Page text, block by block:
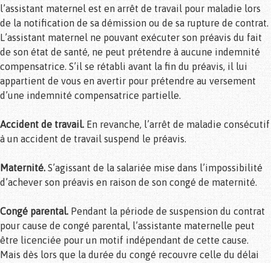
l’assistant maternel est en arrêt de travail pour maladie lors
de la notification de sa démission ou de sa rupture de contrat.
L’assistant maternel ne pouvant exécuter son préavis du fait
de son état de santé, ne peut prétendre à aucune indemnité
compensatrice. S’il se rétabli avant la fin du préavis, il lui
appartient de vous en avertir pour prétendre au versement
d’une indemnité compensatrice partielle.
Accident de travail. En revanche, l’arrêt de maladie consécutif
à un accident de travail suspend le préavis.
Maternité.S’agissant de la salariée mise dans l’impossibilité
d’achever son préavis en raison de son congé de maternité.
Congé parental. Pendant la période de suspension du contrat
pour cause de congé parental, l’assistante maternelle peut
être licenciée pour un motif indépendant de cette cause.
Mais dès lors que la durée du congé recouvre celle du délai